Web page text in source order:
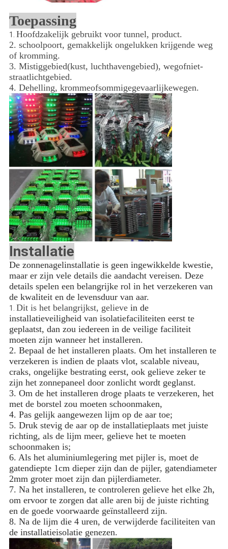
Toepassing
1. Hoofdzakelijk gebruikt voor tunnel, product.
2. schoolpoort, gemakkelijk ongelukken krijgende weg
of kromming.
3. Mistiggebied(kust, luchthavengebied), wegofniet-
straatlichtgebied.
4. Dehelling, krommeofsommigegevaarlijkewegen.
Installatie
De zonnenagelinstallatie is geen ingewikkelde kwestie,
maar er zijn vele details die aandacht vereisen. Deze
details spelen een belangrijke rol in het verzekeren van
de kwaliteit en de levensduur van aar.
1. Dit is het belangrijkst, gelievein de
installatieveiligheid van isolatiefaciliteiten eerst te
geplaatst, dan zou iedereen in de veilige faciliteit
moeten zijn wanneer het installeren.
2. Bepaal de het installeren plaats. Om het installeren te
verzekeren is indien de plaats vlot, scalable niveau,
craks, ongelijke bestrating eerst, ook gelieve zeker te
zijn het zonnepaneel door zonlicht wordt geglanst.
3. Om de het installeren droge plaats te verzekeren, het
met de borstel zou moeten schoonmaken,
4. Pas gelijk aangewezen lijm op de aar toe;
5. Druk stevig de aar op de installatieplaats met juiste
richting, als de lijm meer, gelieve het te moeten
schoonmaken is;
6. Als het aluminiumlegering met pijler is, moet de
gatendiepte 1cm dieper zijn dan de pijler, gatendiameter
2mm groter moet zijn dan pijlerdiameter.
7. Na het installeren, te controleren gelieve het elke 2h,
om ervoor te zorgen dat alle aren bij de juiste richting
en de goede voorwaarde geïnstalleerd zijn.
8. Na de lijm die 4 uren, de verwijderde faciliteiten van
de installatieisolatie genezen.